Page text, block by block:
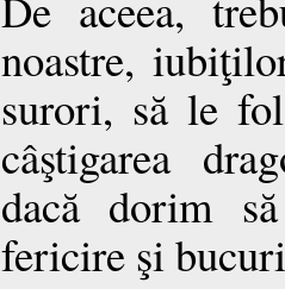
noastre,
surori, să le
câştigarea
dacă dorim
fericire şi